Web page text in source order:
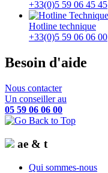
+33(0)5 59 06 45 45
Hotline technique
+33(0)5 59 06 06 00
Besoin d'aide
Nous contacter
Un conseiller au
05 59 06 06 00
ae & t
Qui sommes-nous